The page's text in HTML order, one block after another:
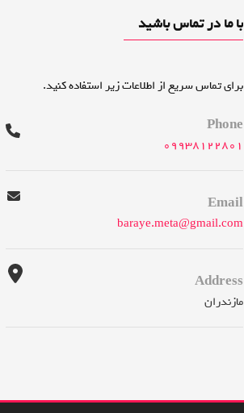
با ما در تماس باشید
برای تماس سریع از اطلاعات زیر استفاده کنید.
Phone
09938122801
Email
baraye.meta@gmail.com
Address
مازندران